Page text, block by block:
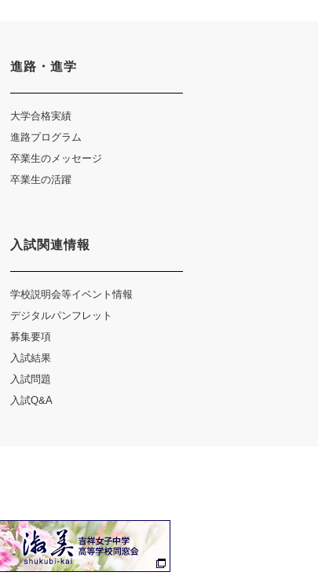
個人情報保護について
進路・進学
大学合格実績
進路プログラム
卒業生のメッセージ
卒業生の活躍
入試関連情報
学校説明会等イベント情報
デジタルパンフレット
募集要項
入試結果
入試問題
入試Q&A